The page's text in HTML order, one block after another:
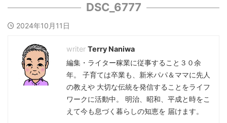
DSC_6777
2024年10月11日
Terry Naniwa
編集・ライター稼業に従事すること３０余
年。 子育ては卒業も、新米パパ＆ママに先人
の教えや 大切な伝統を発信することをライフ
ワークに活動中。 明治、昭和、平成と時をこ
えて今も息づく暮らしの知恵を 届けます。